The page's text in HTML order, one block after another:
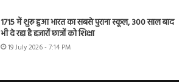
1715 में शुरू हुआ भारत का सबसे पुराना स्कूल, 300 साल बाद
भी दे रहा है हजारों छात्रों को शिक्षा
19 July 2026 - 7:14 PM